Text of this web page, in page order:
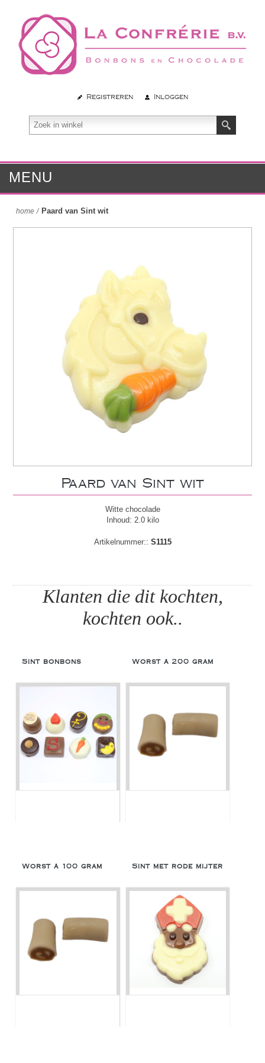
Registreren Inloggen
MENU
home / Paard van Sint wit
Paard van Sint wit
Witte chocolade
Inhoud: 2.0 kilo
Artikelnummer:: S1115
Klanten die dit kochten,
kochten ook..
Sint bonbons Worst á 200 gram
Worst á 100 gram Sint met rode mijter